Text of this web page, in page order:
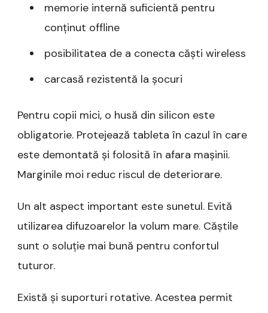
memorie internă suficientă pentru
conținut offline
posibilitatea de a conecta căști wireless
carcasă rezistentă la șocuri
Pentru copii mici, o husă din silicon este
obligatorie. Protejează tableta în cazul în care
este demontată și folosită în afara mașinii.
Marginile moi reduc riscul de deteriorare.
Un alt aspect important este sunetul. Evită
utilizarea difuzoarelor la volum mare. Căștile
sunt o soluție mai bună pentru confortul
tuturor.
Există și suporturi rotative. Acestea permit